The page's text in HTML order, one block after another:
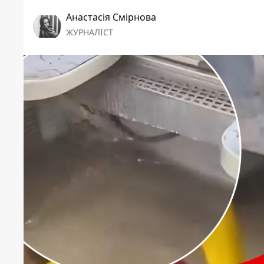
Анастасія Смірнова
ЖУРНАЛІСТ